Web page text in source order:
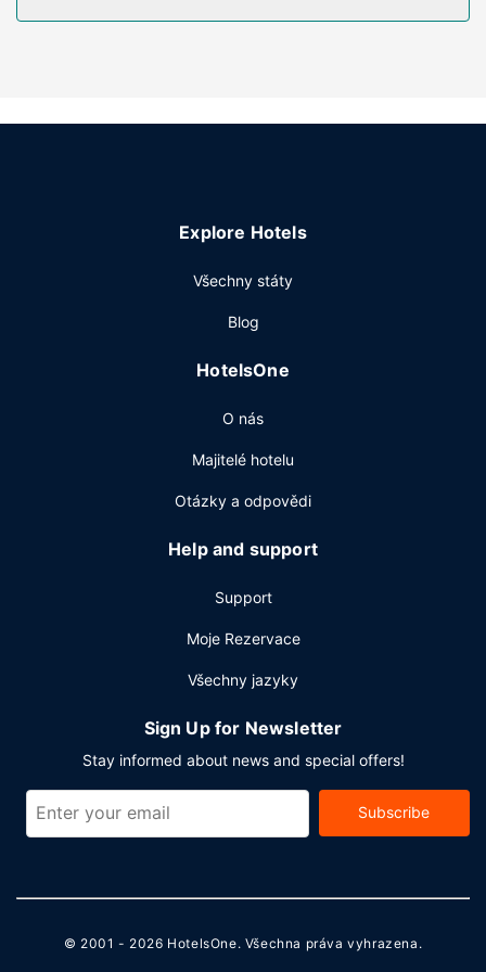
Součástí vybavení jsou také bezdrátový internet zdarma,
provozem, expresní ubytování a expresní odhlášení při
parkování (za příplatek).
Explore Hotels
Všechny státy
Blog
HotelsOne
O nás
Majitelé hotelu
Otázky a odpovědi
Help and support
Support
Moje Rezervace
Všechny jazyky
Sign Up for Newsletter
Stay informed about news and special offers!
Subscribe
© 2001 - 2026 HotelsOne. Všechna práva vyhrazena.